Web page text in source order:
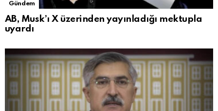
Gündem
AB, Musk’ı X üzerinden yayınladığı mektupla
uyardı